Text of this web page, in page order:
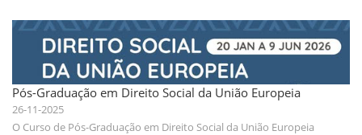
Pós-Graduação em Direito Social da União Europeia
26-11-2025
O Curso de Pós-Graduação em Direito Social da União Europeia